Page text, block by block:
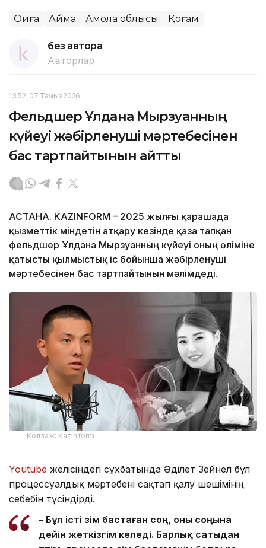
Оқиға Аймақ Ақмола облысы Қоғам
без автора
Авторлар
13:52, 07 Тамыз 2026
Фельдшер Ұлдана Мырзуанның
күйеуі жәбірленуші мәртебесінен
бас тартпайтынын айтты
АСТАНА. KAZINFORM – 2025 жылғы қарашада
қызметтік міндетін атқару кезінде қаза тапқан
фельдшер Ұлдана Мырзуанның күйеуі оның өліміне
қатысты қылмыстық іс бойынша жәбірленуші
мәртебесінен бас тартпайтынын мәлімдеді.
Коллаж: Kazinform
Youtube желісіндегі сұхбатында Әділет Зейнел бұл
процессуалдық мәртебені сақтап қалу шешімінің
себебін түсіндірді.
– Бұл істі өзім бастаған соң, оны соңына
дейін жеткізгім келеді. Барлық сатыдан